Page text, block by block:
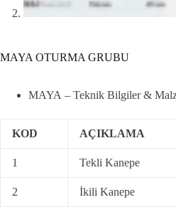
MAYA OTURMA GRUBU
MAYA – Teknik Bilgiler &
KOD AÇIKLAMA
1 Tekli Kanepe
2 İkili Kanepe